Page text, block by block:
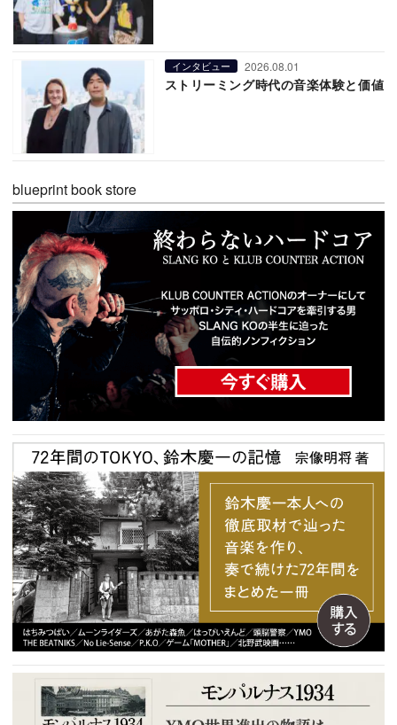
インタビュー 2026.08.01
ストリーミング時代の音楽体験と価値
blueprint book store